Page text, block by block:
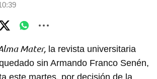
Mater, la revista universitaria
sin Armando Franco Senén,